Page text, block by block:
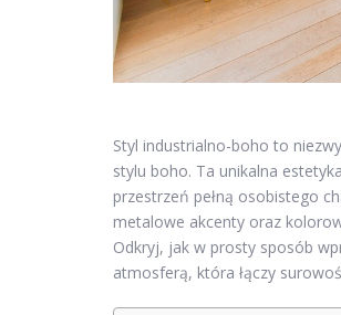
Styl industrialno-boho to
stylu boho. Ta unikalna
przestrzeń pełną osobistego
metalowe akcenty oraz
Odkryj, jak w prosty sposób
atmosferą, która łączy